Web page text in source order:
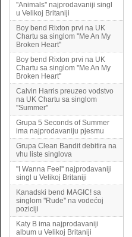
''Animals'' najprodavaniji singl
u Velikoj Britaniji
Boy bend Rixton prvi na UK
Chartu sa singlom ''Me An My
Broken Heart''
Boy bend Rixton prvi na UK
Chartu sa singlom ''Me An My
Broken Heart''
Calvin Harris preuzeo vodstvo
na UK Chartu sa singlom
''Summer''
Grupa 5 Seconds of Summer
ima najprodavaniju pjesmu
Grupa Clean Bandit debitira na
vhu liste singlova
''I Wanna Feel'' najprodavaniji
singl u Velikoj Britaniji
Kanadski bend MAGIC! sa
singlom ''Rude'' na vodećoj
poziciji
Katy B ima najprodavaniji
album u Velikoj Britaniji